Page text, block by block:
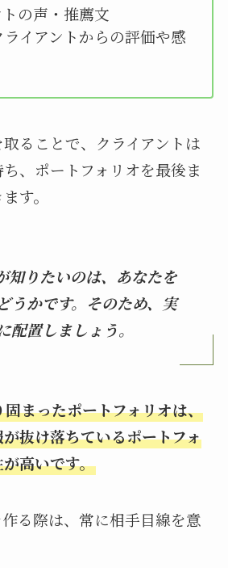
の声・推薦文
ライアントからの評価や感
ることで、クライアントは
、ポートフォリオを最後ま
す。
知りたいのは、あなたを
うかです。そのため、実
配置しましょう。
まったポートフォリオは、
抜け落ちているポートフォ
高いです。
る際は、常に相手目線を意